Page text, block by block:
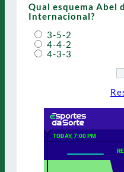
Qual esquema Abel
Internacional?
3-5-2
4-4-2
4-3-3